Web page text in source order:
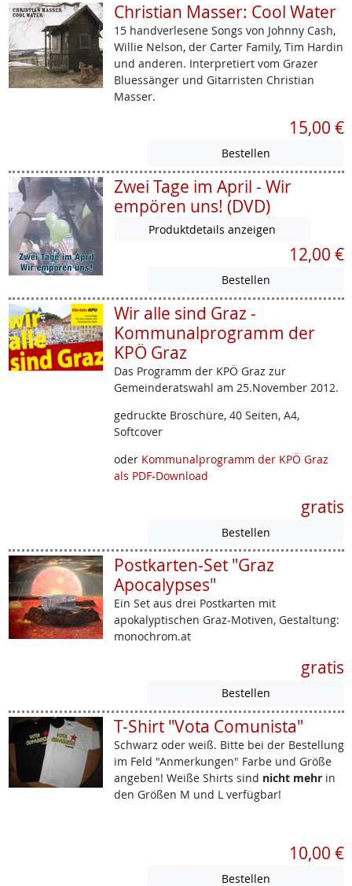
Christian Masser: Cool Water
15 handverlesene Songs von Johnny Cash,
Willie Nelson, der Carter Family, Tim Hardin
und anderen. Interpretiert vom Grazer
Bluessänger und Gitarristen Christian
Masser.
15,00 €
Zwei Tage im April - Wir
empören uns! (DVD)
Produktdetails anzeigen
12,00 €
Wir alle sind Graz -
Kommunalprogramm der
KPÖ Graz
Das Programm der KPÖ Graz zur
Gemeinderatswahl am 25.November 2012.
gedruckte Broschüre, 40 Seiten, A4,
Softcover
oder Kommunalprogramm der KPÖ Graz
als PDF-Download
gratis
Postkarten-Set "Graz
Apocalypses"
Ein Set aus drei Postkarten mit
apokalyptischen Graz-Motiven, Gestaltung:
monochrom.at
gratis
T-Shirt "Vota Comunista"
Schwarz oder weiß. Bitte bei der Bestellung
im Feld "Anmerkungen" Farbe und Größe
angeben! Weiße Shirts sind nicht mehrin
den Größen M und L verfügbar!
10,00 €